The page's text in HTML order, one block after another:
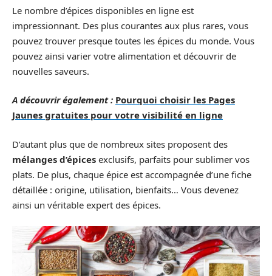
Le nombre d’épices disponibles en ligne est
impressionnant. Des plus courantes aux plus rares, vous
pouvez trouver presque toutes les épices du monde. Vous
pouvez ainsi varier votre alimentation et découvrir de
nouvelles saveurs.
A découvrir également : Pourquoi choisir les Pages
Jaunes gratuites pour votre visibilité en ligne
D’autant plus que de nombreux sites proposent des
mélanges d’épices exclusifs, parfaits pour sublimer vos
plats. De plus, chaque épice est accompagnée d’une fiche
détaillée : origine, utilisation, bienfaits… Vous devenez
ainsi un véritable expert des épices.